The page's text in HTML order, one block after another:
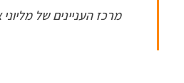
מרכז העניינים של